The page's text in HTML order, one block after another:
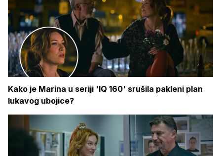
Kako je Marina u seriji 'IQ 160' srušila pakleni plan
lukavog ubojice?